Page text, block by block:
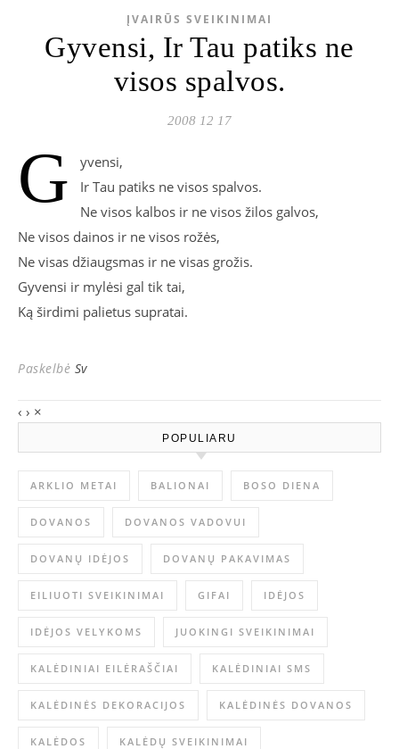
ĮVAIRŪS SVEIKINIMAI
Gyvensi, Ir Tau patiks ne
visos spalvos.
2008 12 17
G
yvensi,
Ir Tau patiks ne visos spalvos.
Ne visos kalbos ir ne visos žilos galvos,
Ne visos dainos ir ne visos rožės,
Ne visas džiaugsmas ir ne visas grožis.
Gyvensi ir mylėsi gal tik tai,
Ką širdimi palietus supratai.
Paskelbė Sv
‹ › ×
POPULIARU
ARKLIO METAI BALIONAI BOSO DIENA
DOVANOS DOVANOS VADOVUI
DOVANŲ IDĖJOS DOVANŲ PAKAVIMAS
EILIUOTI SVEIKINIMAI GIFAI IDĖJOS
IDĖJOS VELYKOMS JUOKINGI SVEIKINIMAI
KALĖDINIAI EILĖRAŠČIAI KALĖDINIAI SMS
KALĖDINĖS DEKORACIJOS KALĖDINĖS DOVANOS
KALĖDOS KALĖDŲ SVEIKINIMAI